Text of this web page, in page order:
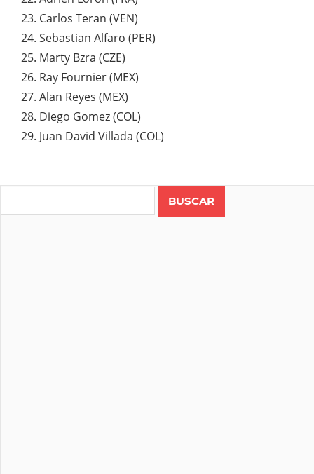
Carlos Teran (VEN)
Sebastian Alfaro (PER)
Marty Bzra (CZE)
Ray Fournier (MEX)
Alan Reyes (MEX)
Diego Gomez (COL)
Juan David Villada (COL)